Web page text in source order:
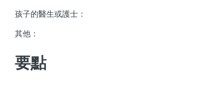
孩子的醫生或護士：
其他：
要點